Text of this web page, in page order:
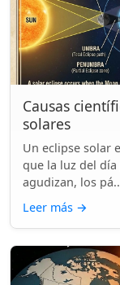
Causas
solares
Un eclipse solar
que la luz del día
agudizan, los
Leer más →